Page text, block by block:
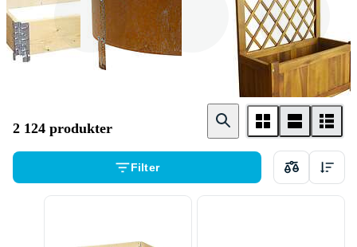
Rektangulär Fyrkantig
2 124 produkter
Filter